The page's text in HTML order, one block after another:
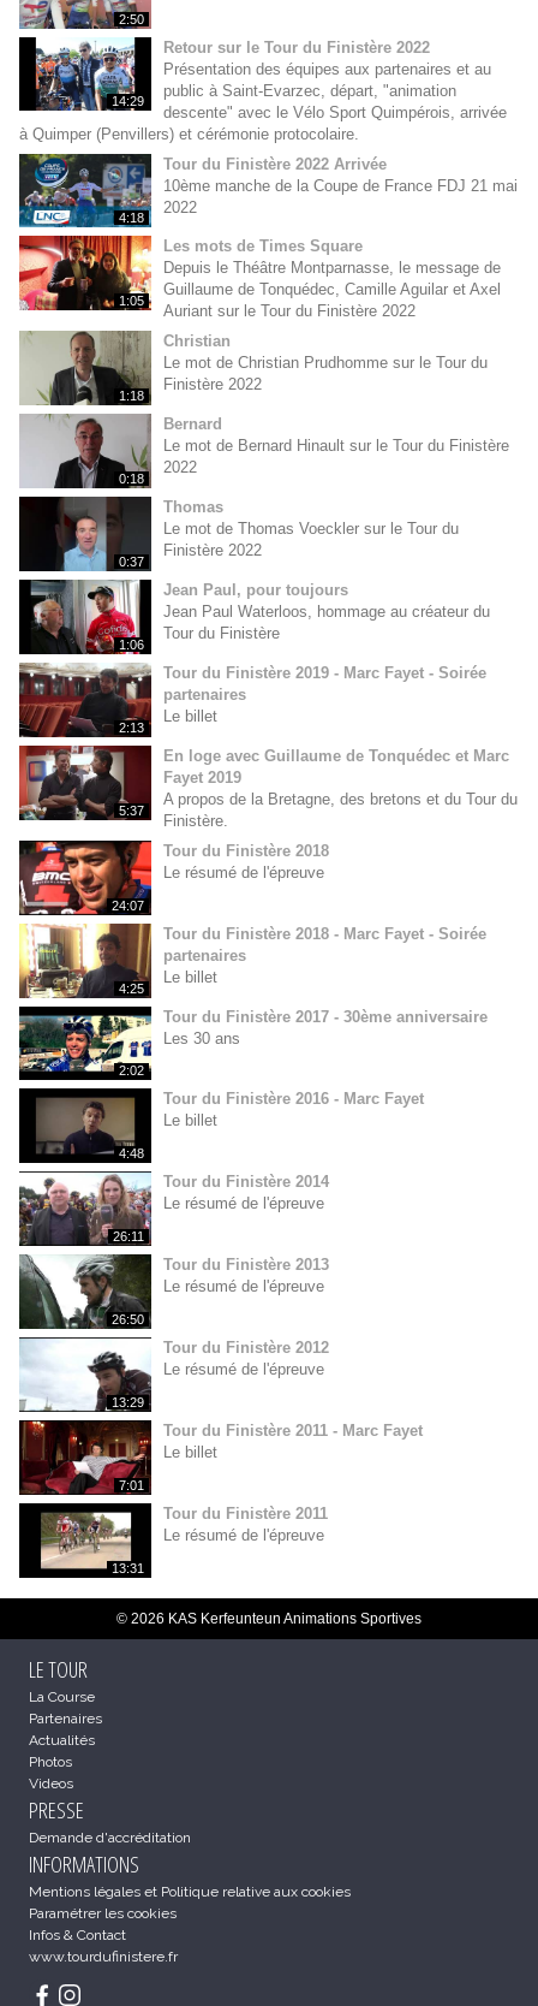
2:50
14:29
Retour sur le Tour du Finistère 2022
Présentation des équipes aux partenaires et au
public à Saint-Evarzec, départ, "animation
descente" avec le Vélo Sport Quimpérois, arrivée
à Quimper (Penvillers) et cérémonie protocolaire.
4:18
Tour du Finistère 2022 Arrivée
10ème manche de la Coupe de France FDJ 21 mai
2022
1:05
Les mots de Times Square
Depuis le Théâtre Montparnasse, le message de
Guillaume de Tonquédec, Camille Aguilar et Axel
Auriant sur le Tour du Finistère 2022
1:18
Christian
Le mot de Christian Prudhomme sur le Tour du
Finistère 2022
0:18
Bernard
Le mot de Bernard Hinault sur le Tour du Finistère
2022
0:37
Thomas
Le mot de Thomas Voeckler sur le Tour du
Finistère 2022
1:06
Jean Paul, pour toujours
Jean Paul Waterloos, hommage au créateur du
Tour du Finistère
2:13
Tour du Finistère 2019 - Marc Fayet - Soirée
partenaires
Le billet
5:37
En loge avec Guillaume de Tonquédec et Marc
Fayet 2019
A propos de la Bretagne, des bretons et du Tour du
Finistère.
24:07
Tour du Finistère 2018
Le résumé de l'épreuve
4:25
Tour du Finistère 2018 - Marc Fayet - Soirée
partenaires
Le billet
2:02
Tour du Finistère 2017 - 30ème anniversaire
Les 30 ans
4:48
Tour du Finistère 2016 - Marc Fayet
Le billet
26:11
Tour du Finistère 2014
Le résumé de l'épreuve
26:50
Tour du Finistère 2013
Le résumé de l'épreuve
13:29
Tour du Finistère 2012
Le résumé de l'épreuve
7:01
Tour du Finistère 2011 - Marc Fayet
Le billet
13:31
Tour du Finistère 2011
Le résumé de l'épreuve
© 2026 KAS Kerfeunteun Animations Sportives
LE TOUR
La Course
Partenaires
Actualités
Photos
Videos
PRESSE
Demande d'accréditation
INFORMATIONS
Mentions légales et Politique relative aux cookies
Paramétrer les cookies
Infos & Contact
www.tourdufinistere.fr